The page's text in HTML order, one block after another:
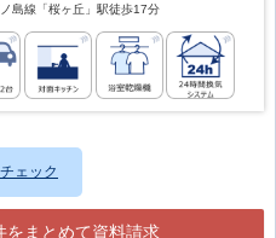
島線「桜ヶ丘」駅徒歩17分
ェック
まとめて資料請求